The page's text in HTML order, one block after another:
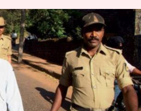
में सीरियल
मोहन को आजीवन
10:53 am